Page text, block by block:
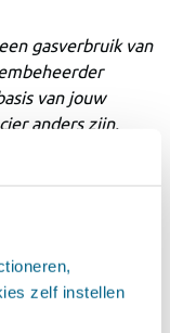
zelf instellen
gasverbruik van
van jouw
anders zijn.
aantal extra
van het